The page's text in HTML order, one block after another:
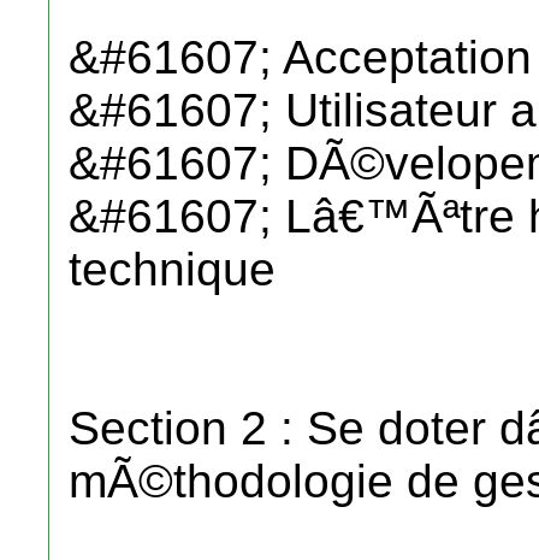
&#61607;
&#61607; Utilisateur
&#61607;
&#61607; Lâ€™Ãªtre
technique
Section 2 : Se doter
mÃ©thodologie de